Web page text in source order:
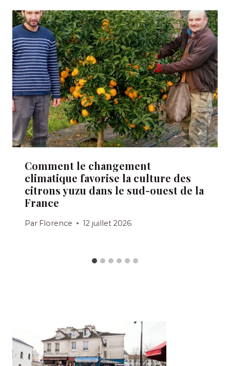
Comment le changement
climatique favorise la culture des
citrons yuzu dans le sud-ouest de la
France
Par Florence 12 juillet 2026